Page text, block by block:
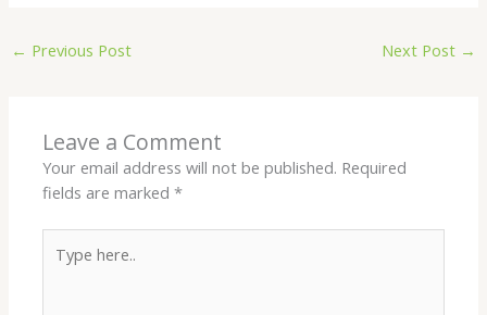
← Previous Post Next Post →
Leave a Comment
Your email address will not be published. Required
fields are marked*
here..